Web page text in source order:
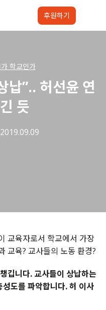
후원하기
학교인가
납”.. 허선윤 연
듯
2019.09.09
교육자로서 학교에서 가장
교육? 교사들의 노동 환경?
챙깁니다. 교사들이 상납하는
성도를 파악합니다.허 이사